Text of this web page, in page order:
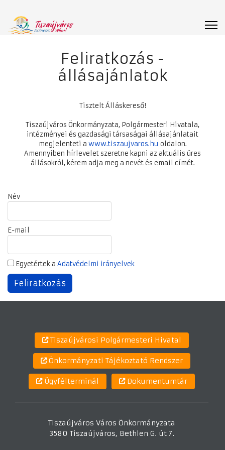
Feliratkozás -
állásajánlatok
Tisztelt Álláskereső!
Tiszaújváros Önkormányzata, Polgármesteri Hivatala,
intézményei és gazdasági társaságai állásajánlatait
megjelenteti a www.tiszaujvaros.hu oldalon.
Amennyiben hírlevelet szeretne kapni az aktuális üres
állásokról, kérem adja meg a nevét és email címét.
Név
E-mail
Egyetértek a Adatvédelmi irányelvek
Tiszaújvárosi Polgármesteri Hivatal
Önkormányzati Tájékoztató Rendszer
Ügyfélterminál Dokumentumtár
Tiszaújváros Város Önkormányzata
3580 Tiszaújváros, Bethlen G. út 7.